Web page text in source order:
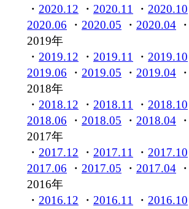
・ 2020.12 ・ 2020.11 ・ 2020.10
2020.06 ・ 2020.05 ・ 2020.04
2019年
・ 2019.12 ・ 2019.11 ・ 2019.10
2019.06 ・ 2019.05 ・ 2019.04
2018年
・ 2018.12 ・ 2018.11 ・ 2018.10
2018.06 ・ 2018.05 ・ 2018.04
2017年
・ 2017.12 ・ 2017.11 ・ 2017.10
2017.06 ・ 2017.05 ・ 2017.04
2016年
・ 2016.12 ・ 2016.11 ・ 2016.10